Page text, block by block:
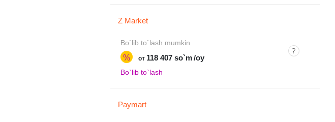
Z Market
Bo`lib to`lash mumkin
% от 118 407 so`m /oy
Bo`lib to`lash
Paymart